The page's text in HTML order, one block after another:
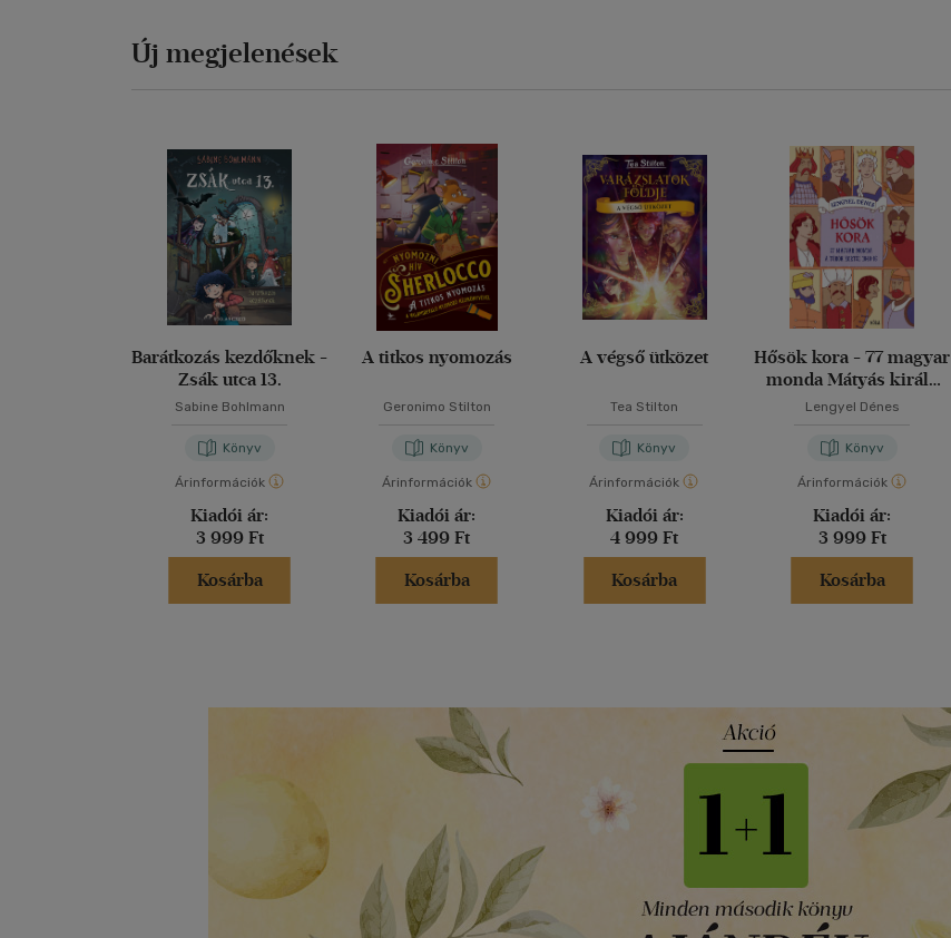
Új megjelenések
Barátkozás kezdőknek -
Zsák utca 13.
Sabine Bohlmann
Könyv
Árinformációk
Kiadói ár:
3 999 Ft
Kosárba
A titkos nyomozás
Geronimo Stilton
Könyv
Árinformációk
Kiadói ár:
3 499 Ft
Kosárba
A végső ütközet
Tea Stilton
Könyv
Árinformációk
Kiadói ár:
4 999 Ft
Kosárba
Hősök kora - 77 magyar
monda Mátyás király
korától 1848-ig
Lengyel Dénes
Könyv
Árinformációk
Kiadói ár:
3 999 Ft
Kosárba